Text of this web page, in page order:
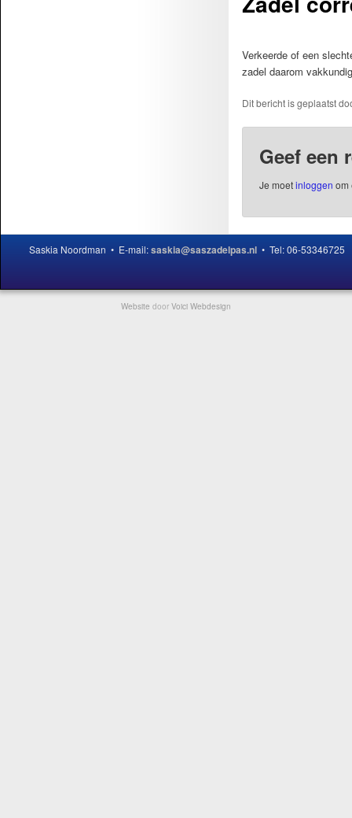
Verkeerde of een
zadel daarom
Dit bericht is geplaatst
Geef een
Je moetinloggen om
Saskia Noordman • E-mail:saskia@saszadelpas.nl • Tel: 06-53346725
Website door Voici Webdesign